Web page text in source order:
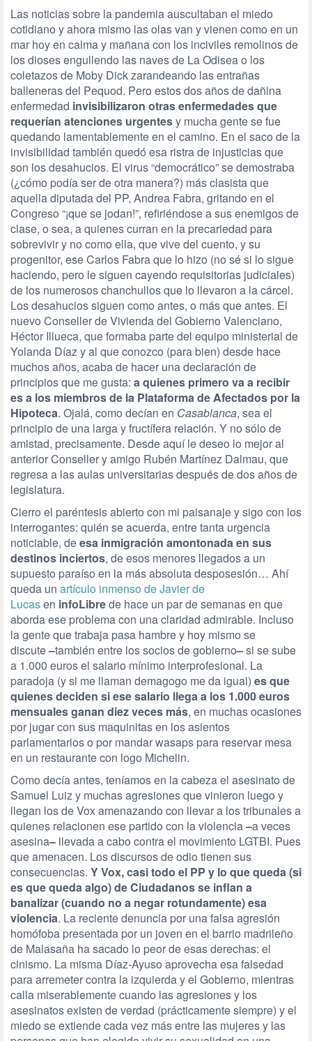
Las noticias sobre la pandemia auscultaban el miedo
cotidiano y ahora mismo las olas van y vienen como en un
mar hoy en calma y mañana con los inciviles remolinos de
los dioses engullendo las naves de La Odisea o los
coletazos de Moby Dick zarandeando las entrañas
balleneras del Pequod. Pero estos dos años de dañina
enfermedad invisibilizaron otras enfermedades que
requerían atenciones urgentesy mucha gente se fue
quedando lamentablemente en el camino. En el saco de la
invisibilidad también quedó esa ristra de injusticias que
son los desahucios. El virus “democrático” se demostraba
(¿cómo podía ser de otra manera?) más clasista que
aquella diputada del PP, Andrea Fabra, gritando en el
Congreso “¡que se jodan!”, refiriéndose a sus enemigos de
clase, o sea, a quienes curran en la precariedad para
sobrevivir y no como ella, que vive del cuento, y su
progenitor, ese Carlos Fabra que lo hizo (no sé si lo sigue
haciendo, pero le siguen cayendo requisitorias judiciales)
de los numerosos chanchullos que lo llevaron a la cárcel.
Los desahucios siguen como antes, o más que antes. El
nuevo Conseller de Vivienda del Gobierno Valenciano,
Héctor Illueca, que formaba parte del equipo ministerial de
Yolanda Díaz y al que conozco (para bien) desde hace
muchos años, acaba de hacer una declaración de
principios que me gusta: a quienes primero va a recibir
es a los miembros de la Plataforma de Afectados por la
Hipoteca. Ojalá, como decían en Casablanca, sea el
principio de una larga y fructífera relación. Y no sólo de
amistad, precisamente. Desde aquí le deseo lo mejor al
anterior Conseller y amigo Rubén Martínez Dalmau, que
regresa a las aulas universitarias después de dos años de
legislatura.
Cierro el paréntesis abierto con mi paisanaje y sigo con los
interrogantes: quién se acuerda, entre tanta urgencia
noticiable, deesa inmigración amontonada en sus
destinos inciertos, de esos menores llegados a un
supuesto paraíso en la más absoluta desposesión… Ahí
queda un artículo inmenso de Javier de
Lucasen infoLibrede hace un par de semanas en que
aborda ese problema con una claridad admirable. Incluso
la gente que trabaja pasa hambre y hoy mismo se
discute–también entre los socios de gobierno–si se sube
a 1.000 euros el salario mínimo interprofesional. La
paradoja (y si me llaman demagogo me da igual) es que
quienes deciden si ese salario llega a los 1.000 euros
mensuales ganan diez veces más, en muchas ocasiones
por jugar con sus maquinitas en los asientos
parlamentarios o por mandar wasaps para reservar mesa
en un restaurante con logo Michelin.
Como decía antes, teníamos en la cabeza el asesinato de
Samuel Luiz y muchas agresiones que vinieron luego y
llegan los de Vox amenazando con llevar a los tribunales a
quienes relacionen ese partido con la violencia–a veces
asesina– llevada a cabo contra el movimiento LGTBI. Pues
que amenacen. Los discursos de odio tienen sus
consecuencias. Y Vox, casi todo el PP y lo que queda (si
es que queda algo) de Ciudadanos se inflan a
banalizar (cuando no a negar rotundamente) esa
violencia. La reciente denuncia por una falsa agresión
homófoba presentada por un joven en el barrio madrileño
de Malasaña ha sacado lo peor de esas derechas: el
cinismo. La misma Díaz-Ayuso aprovecha esa falsedad
para arremeter contra la izquierda y el Gobierno, mientras
calla miserablemente cuando las agresiones y los
asesinatos existen de verdad (prácticamente siempre) y el
miedo se extiende cada vez más entre las mujeres y las